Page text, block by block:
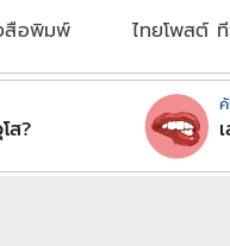
สือพิมพ์ ไทยโพสต์
ส?